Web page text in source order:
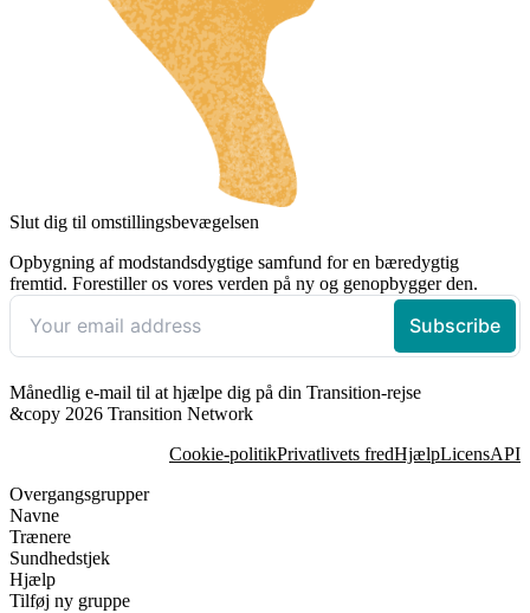
Slut dig til omstillingsbevægelsen
Opbygning af modstandsdygtige samfund for en bæredygtig
fremtid. Forestiller os vores verden på ny og genopbygger den.
Månedlig e-mail til at hjælpe dig på din Transition-rejse
&copy 2026 Transition Network
Cookie-politikPrivatlivets fredHjælpLicensAPI
Overgangsgrupper
Navne
Trænere
Sundhedstjek
Hjælp
Tilføj ny gruppe